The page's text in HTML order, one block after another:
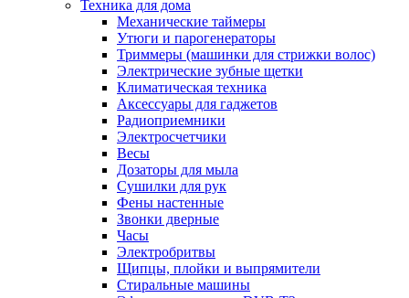
Техника для дома
Механические таймеры
Утюги и парогенераторы
Триммеры (машинки для стрижки волос)
Электрические зубные щетки
Климатическая техника
Аксессуары для гаджетов
Радиоприемники
Электросчетчики
Весы
Дозаторы для мыла
Сушилки для рук
Фены настенные
Звонки дверные
Часы
Электробритвы
Щипцы, плойки и выпрямители
Стиральные машины